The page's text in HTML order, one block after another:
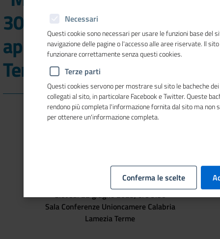
30 anni di storia",
appuntamento a Lamezia
Terme
Giovedì 22 giugno 2023, ore 9.30
Sala Conferenze Unioncamere Calabria
Lamezia Terme
Necessari
Questi cookie sono necessari per usare le funzioni base del
navigazione delle pagine o l'accesso alle aree riservate. Il
funzionare correttamente senza questi cookies.
Terze parti
Questi cookies servono per mostrare sul sito le bacheche
collegati al sito, in particolare Facebook e Twitter. Queste
rendono più completa l'informazione fornita dal sito ma non
per ottenere un'informazione completa.
Conferma le scelte